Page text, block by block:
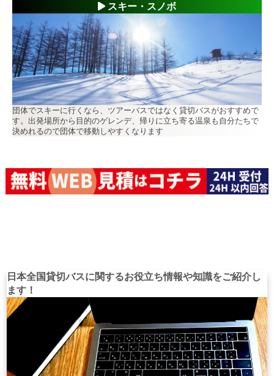
スキー・スノボ
団体でスキーに行くなら、ツアーバスではなく貸切バスがおすすめで
す。出発場所から目的のゲレンデ、帰りに立ち寄る温泉も自分たちで
決めれるので団体で移動しやすくなります
日本全国貸切バスに関するお役立ち情報や知識をご紹介し
ます！